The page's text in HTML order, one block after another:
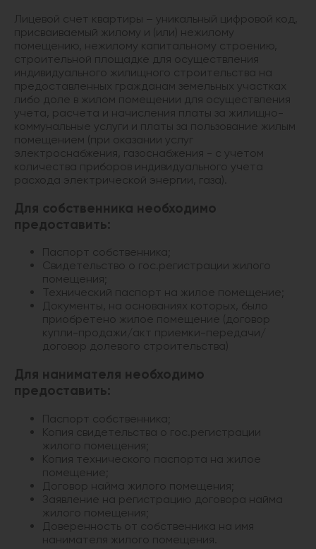
Лицевой счет квартиры – уникальный цифровой код,
присваиваемый жилому и (или) нежилому
помещению, нежилому капитальному строению,
строительной площадке для осуществления
индивидуального жилищного строительства на
предоставленных гражданам земельных участках
либо доле в жилом помещении для осуществления
учета, расчета и начисления платы за жилищно-
коммунальные услуги и платы за пользование жилым
помещением (при оказании услуг
электроснабжения, газоснабжения - с учетом
количества приборов индивидуального учета
расхода электрической энергии, газа).
Для собственника необходимо
предоставить:
Паспорт собственника;
Свидетельство о гос.регистрации жилого
помещения;
Технический паспорт на жилое помещение;
Документы, на основаниях которых, было
приобретено жилое помещение (договор
купли-продажи/акт приемки-передачи/
договор долевого строительства)
Для нанимателя необходимо
предоставить:
Паспорт собственника;
Копия свидетельства о гос.регистрации
жилого помещения;
Копия технического паспорта на жилое
помещение;
Договор найма жилого помещения;
Заявление на регистрацию договора найма
жилого помещения;
Доверенность от собственника на имя
нанимателя жилого помещения.